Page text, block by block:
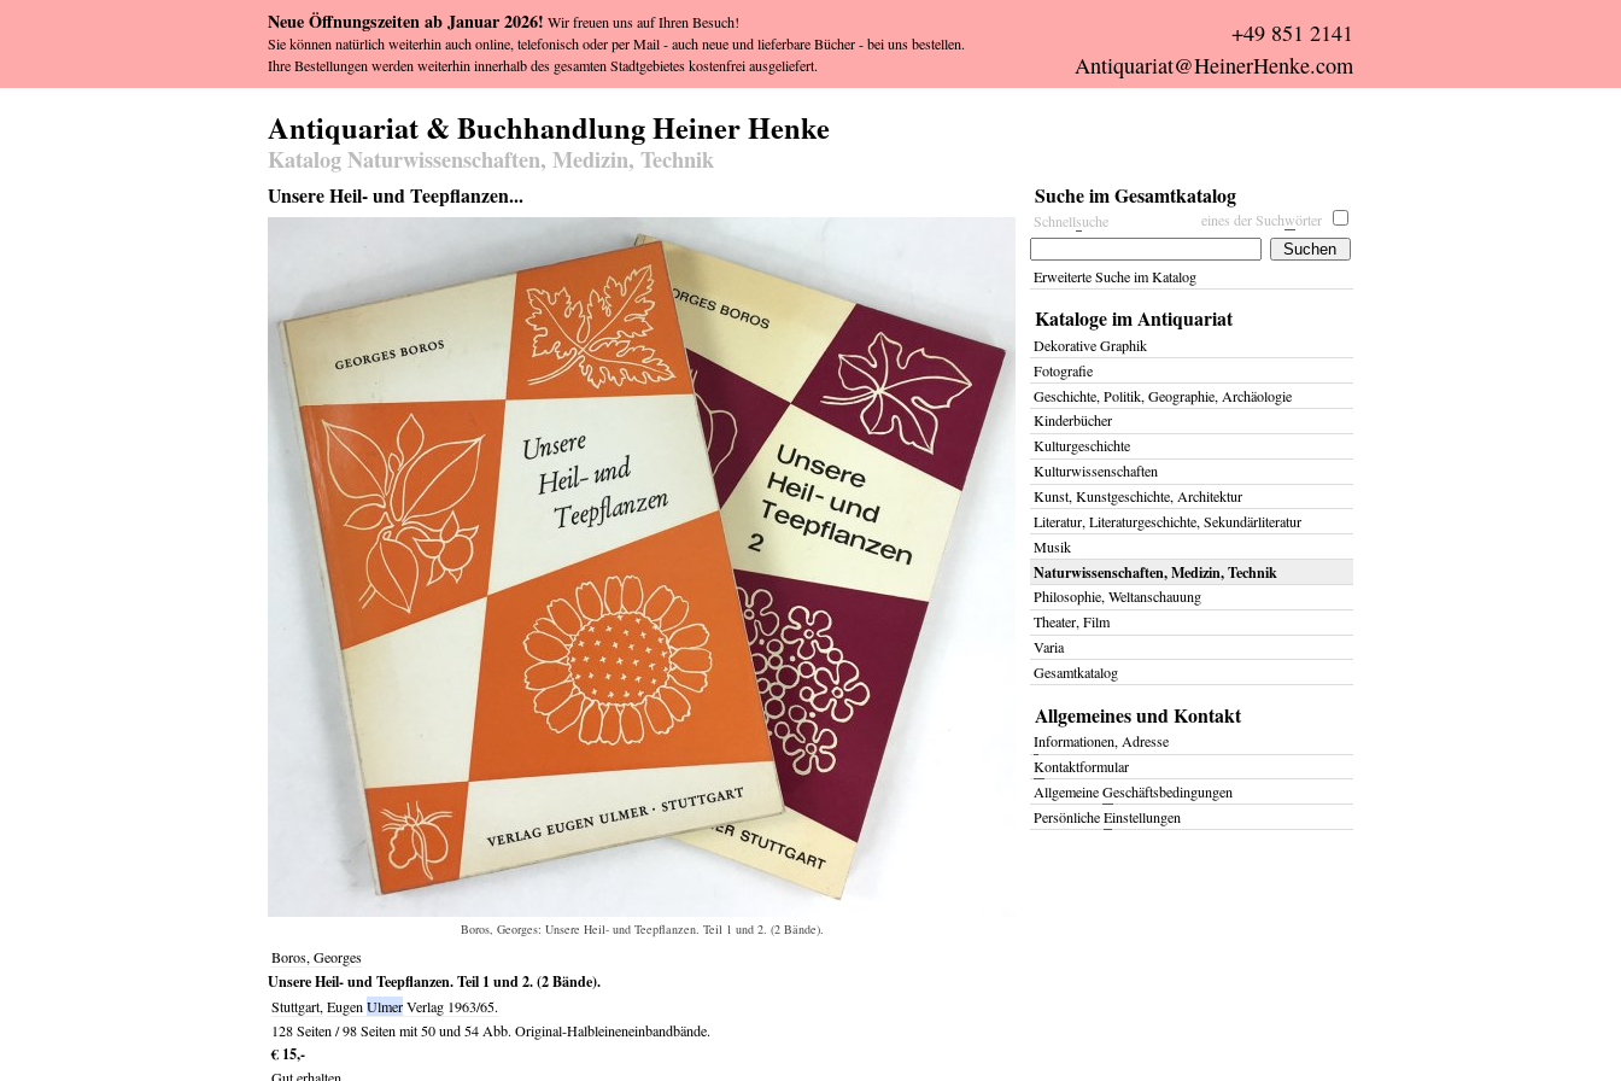
Antiquariat & Buchhandlung Heiner Henke
Katalog Naturwissenschaften, Medizin, Technik
Unsere Heil- und Teepflanzen...
Boros, Georges: Unsere Heil- und Teepflanzen. Teil 1 und 2. (2 Bände).
Boros, Georges
Unsere Heil- und Teepflanzen. Teil 1 und 2. (2 Bände).
Stuttgart, EugenUlmerVerlag 1963/65.
128 Seiten / 98 Seiten mit 50 und 54 Abb. Original-Halbleineneinbandbände.
€ 15,-
Suche im Gesamtkatalog
eines der Suchwörter
Schnellsuche
Erweiterte Suche im Katalog
Kataloge im Antiquariat
Dekorative Graphik
Fotografie
Geschichte, Politik, Geographie, Archäologie
Kinderbücher
Kulturgeschichte
Kulturwissenschaften
Kunst, Kunstgeschichte, Architektur
Literatur, Literaturgeschichte, Sekundärliteratur
Musik
Naturwissenschaften, Medizin, Technik
Philosophie, Weltanschauung
Theater, Film
Varia
Gesamtkatalog
Allgemeines und Kontakt
Informationen, Adresse
Kontaktformular
AllgemeineGeschäftsbedingungen
PersönlicheEinstellungen
Neue Öffnungszeiten ab Januar 2026! Wir freuen uns auf Ihren Besuch!
Sie können natürlich weiterhin auch online, telefonisch oder per Mail - auch neue und lieferbare Bücher - bei uns bestellen.
Ihre Bestellungen werden weiterhin innerhalb des gesamten Stadtgebietes kostenfrei ausgeliefert.
+49 851 2141
Antiquariat@HeinerHenke.com